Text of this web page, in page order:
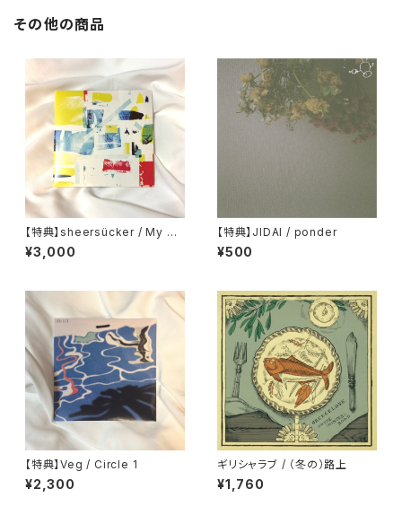
その他の商品
【特典】sheersücker / My O
wn Owner
¥3,000
【特典】JIDAI / ponder
¥500
【特典】Veg / Circle 1
¥2,300
ギリシャラブ / （冬の）路上
¥1,760